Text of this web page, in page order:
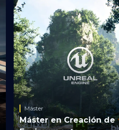
Máster
Máster en Creación de